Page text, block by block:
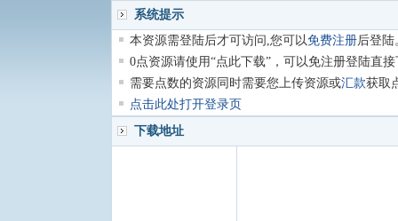
系统提示
本资源需登陆后才可访问,您可以免费注册后登陆
0点资源请使用“点此下载”，可以免注册登陆直
需要点数的资源同时需要您上传资源或汇款获取
点击此处打开登录页
下载地址